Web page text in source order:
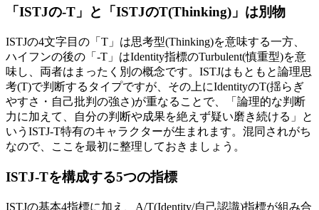
「ISTJの-T」と「ISTJのT(Thinking)」は別物
ISTJの4文字目の「T」は思考型(Thinking)を意味する一方、
ハイフンの後の「-T」はIdentity指標のTurbulent(慎重型)を意
味し、両者はまったく別の概念です。ISTJはもともと論理思
考(T)で判断するタイプですが、その上にIdentityのT(揺らぎ
やすさ・自己批判の強さ)が重なることで、「論理的な判断
力に加えて、自分の判断や成果を絶えず疑い磨き続ける」と
いうISTJ-T特有のキャラクターが生まれます。混同されがち
なので、ここを最初に整理しておきましょう。
ISTJ-Tを構成する5つの指標
ISTJの基本4指標に加え、A/T(Identity/自己認識)指標が組み合